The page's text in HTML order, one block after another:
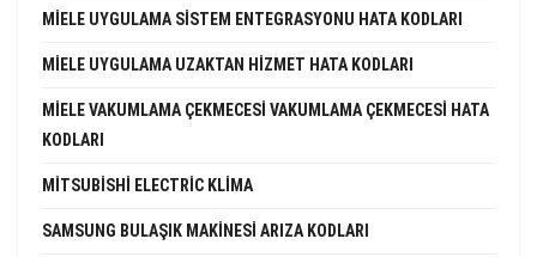
MIELE UYGULAMA SISTEM ENTEGRASYONU HATA KODLARI
MIELE UYGULAMA UZAKTAN HIZMET HATA KODLARI
MIELE VAKUMLAMA ÇEKMECESI VAKUMLAMA ÇEKMECESI HATA
KODLARI
MITSUBISHI ELECTRIC KLIMA
SAMSUNG BULAŞIK MAKINESI ARIZA KODLARI